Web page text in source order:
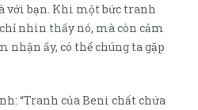
với bạn. Khi một bức tranh
nhìn thấy nó, mà còn cảm
nhận ấy, có thể chúng ta gặp
“Tranh của Beni chất chứa